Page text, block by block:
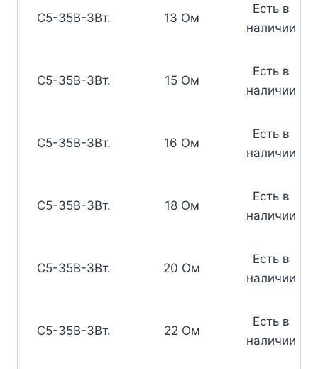
С5-35В-3Вт. 13 Ом
Есть в
наличии
С5-35В-3Вт. 15 Ом
Есть в
наличии
С5-35В-3Вт. 16 Ом
Есть в
наличии
С5-35В-3Вт. 18 Ом
Есть в
наличии
С5-35В-3Вт. 20 Ом
Есть в
наличии
С5-35В-3Вт. 22 Ом
Есть в
наличии